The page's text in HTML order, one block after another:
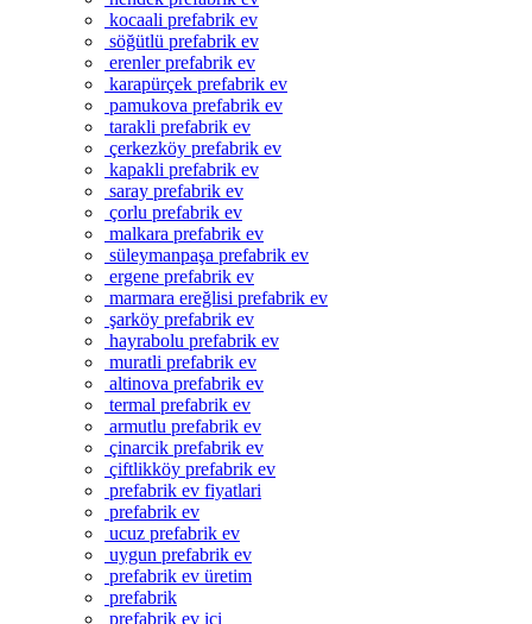
kocaali prefabrik ev
söğütlü prefabrik ev
erenler prefabrik ev
karapürçek prefabrik ev
pamukova prefabrik ev
tarakli prefabrik ev
çerkezköy prefabrik ev
kapakli prefabrik ev
saray prefabrik ev
çorlu prefabrik ev
malkara prefabrik ev
süleymanpaşa prefabrik ev
ergene prefabrik ev
marmara ereğlisi prefabrik ev
şarköy prefabrik ev
hayrabolu prefabrik ev
muratli prefabrik ev
altinova prefabrik ev
termal prefabrik ev
armutlu prefabrik ev
çinarcik prefabrik ev
çiftlikköy prefabrik ev
prefabrik ev fiyatlari
prefabrik ev
ucuz prefabrik ev
uygun prefabrik ev
prefabrik ev üretim
prefabrik
prefabrik ev içi